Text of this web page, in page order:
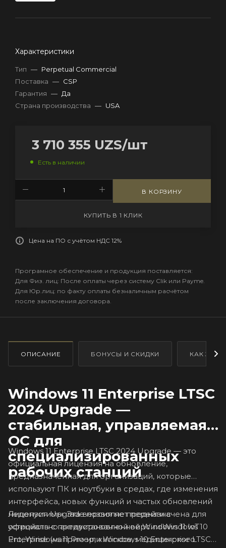
Характеристики
Тип — Perpetual Commercial
Поставка — CSP
Гарантия — Да
Страна производства — USA
3 710 355 UZS/шт
Есть в наличии
В КОРЗИНУ
КУПИТЬ В 1 КЛИК
Цена на ПО с учётом НДС 12%
Програмное обеспечение и продукция поставляется:
Для Физ. лиц: После оплаты через систему Clik или Payme.
Для Юр.лиц: по факту оплаты безналичным расчётом
после заключения договора.
ОПИСАНИЕ БОНУСЫ И СКИДКИ КАК
Windows 11 Enterprise LTSC
2024 Upgrade —
стабильная, управляемая
ОС для
специализированных
рабочих станций
Windows 11 Enterprise LTSC 2024 Upgrade — это
официальная лицензия на обновление,
предназначенная для организаций, которые
используют ПК и ноутбуки в средах, где изменения
интерфейса, новых функций и частых обновлений
недопустимы. Эта версия не предназначена для
устройств с предустановленной Windows 11 IoT
Enterprise (например, киосков, медицинского
Лицензия Upgrade позволяет перейти с
официально активированной версии Windows 10
Pro, Windows 11 Pro или Windows 10 Enterprise LTSC